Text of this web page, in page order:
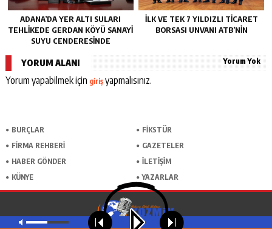
ADANA’DA YER ALTI SULARI
TEHLİKEDE GERDAN KÖYÜ SANAYİ
SUYU CENDERESİNDE
İLK VE TEK 7 YILDIZLI TİCARET
BORSASI UNVANI ATB’NİN
YORUM ALANI Yorum Yok
Yorum yapabilmek için girişyapmalısınız.
BURÇLAR
FİKSTÜR
FİRMA REHBERİ
GAZETELER
HABER GÖNDER
İLETİŞİM
KÜNYE
YAZARLAR